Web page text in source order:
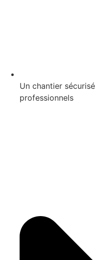
Un chantier
professionnels